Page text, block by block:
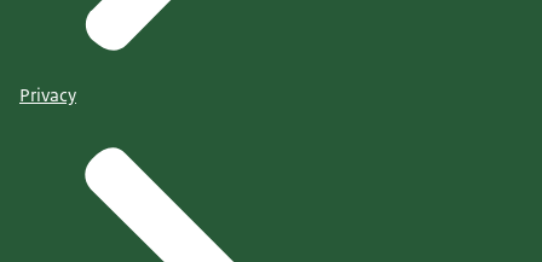
Privacy